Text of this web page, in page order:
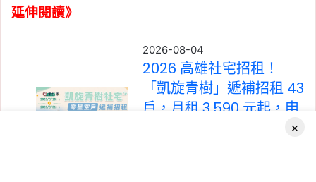
延伸閱讀》
2026-08-04
2026 高雄社宅招租！
「凱旋青樹」遞補招租 43
戶，月租 3,590 元起，申
×